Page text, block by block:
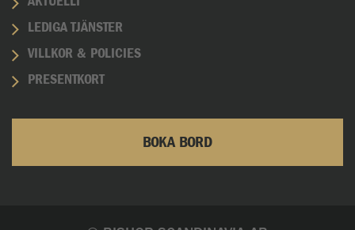
LEDIGA TJÄNSTER
VILLKOR & POLICIES
PRESENTKORT
BOKA BORD